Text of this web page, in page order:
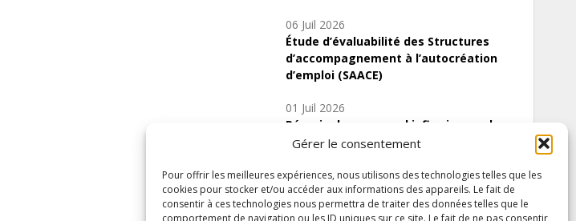
Gérer le consentement
Pour offrir les meilleures expériences, nous utilisons des technologies telles que les
cookies pour stocker et/ou accéder aux informations des appareils. Le fait de
consentir à ces technologies nous permettra de traiter des données telles que le
comportement de navigation ou les ID uniques sur ce site. Le fait de ne pas consentir
06 Juil 2026
Étude d’évaluabilité des Structures
d’accompagnement à l’autocréation
d’emploi (SAACE)
01 Juil 2026
Pénurie du personnel infirmier :quels
indicateurs d’offre de soins pour